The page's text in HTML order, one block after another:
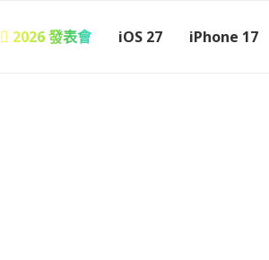
 2026 發表會 iOS 27 iPhone 17